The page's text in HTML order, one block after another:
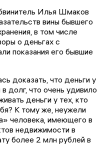
Илья Шмаков
вины бывшего
в том числе
о деньгах с
показания его бывшие
доказать, что деньги у
долг, что очень удивило
деньги у тех, кто
К тому же, неужели
человека, имеющего в
недвижимости в
более 2 млн рублей в